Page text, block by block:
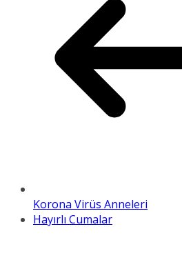
Korona Virüs Anneleri
Hayırlı Cumalar